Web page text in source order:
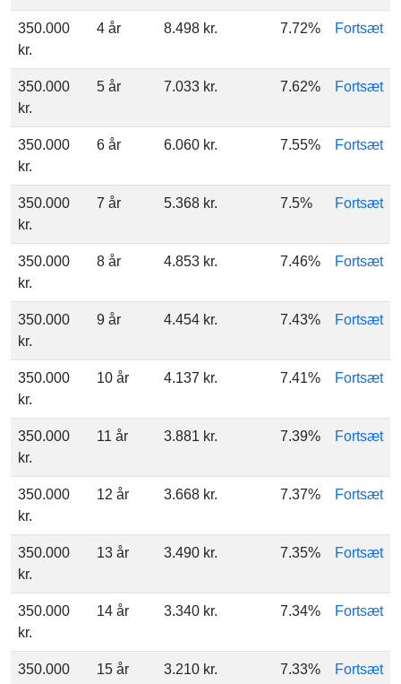
350.000
kr.
4 år 8.498 kr. 7.72% Fortsæt
350.000
kr.
5 år 7.033 kr. 7.62% Fortsæt
350.000
kr.
6 år 6.060 kr. 7.55% Fortsæt
350.000
kr.
7 år 5.368 kr. 7.5% Fortsæt
350.000
kr.
8 år 4.853 kr. 7.46% Fortsæt
350.000
kr.
9 år 4.454 kr. 7.43% Fortsæt
350.000
kr.
10 år 4.137 kr. 7.41% Fortsæt
350.000
kr.
11 år 3.881 kr. 7.39% Fortsæt
350.000
kr.
12 år 3.668 kr. 7.37% Fortsæt
350.000
kr.
13 år 3.490 kr. 7.35% Fortsæt
350.000
kr.
14 år 3.340 kr. 7.34% Fortsæt
350.000
15 år 3.210 kr. 7.33% Fortsæt